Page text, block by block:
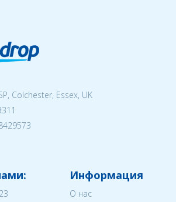
Colchester, Essex, UK
Информация
О нас